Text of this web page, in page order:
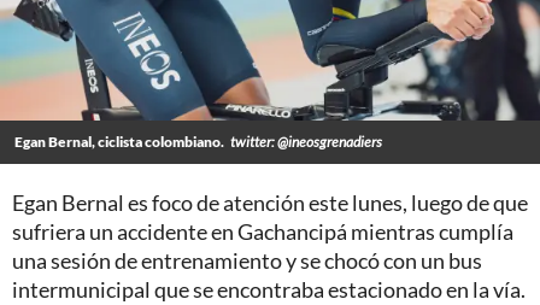
Egan Bernal, ciclista colombiano. twitter: @ineosgrenadiers
Egan Bernal es foco de atención este lunes, luego de que
sufriera un accidente en Gachancipá mientras cumplía
una sesión de entrenamiento y se chocó con un bus
intermunicipal que se encontraba estacionado en la vía.